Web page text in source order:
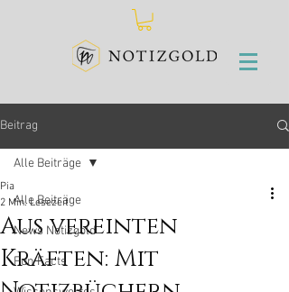
Beitrag
Alle Beiträge
News Notizgold
Fun Facts
Alle Beiträge
Aus vereinten
Kräften: Mit
Pia
2 Min. Lesezeit